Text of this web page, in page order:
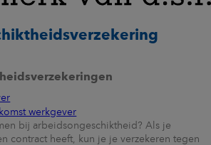
werkgever
bij arbeidsongeschiktheid? Als je
contract heeft, kun je je verzekeren tegen